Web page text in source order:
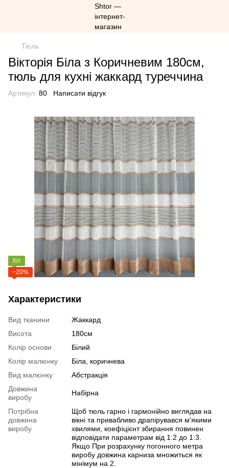
Тюль
Вікторія Біла з Коричневим 180см,
тюль для кухні жаккард туреччина
Артикул: 80 Написати відгук
Хіт
−20%
Характеристики
Вид тканини
Жаккард
Висота
180см
Колір основи
Білий
Колір малюнку
Біла, коричнева
Вид малюнку
Абстракція
Довжина
виробу
Набірна
Потрібна
довжина
виробу
Щоб тюль гарно і гармонійно виглядав на
вікні та привабливо драпірувався м'якими
хвилями, коефіцієнт збирання повинен
відповідати параметрам від 1:2 до 1:3.
Якщо При розрахунку погонного метра
виробу довжина карниза множиться як
мінімум на 2.